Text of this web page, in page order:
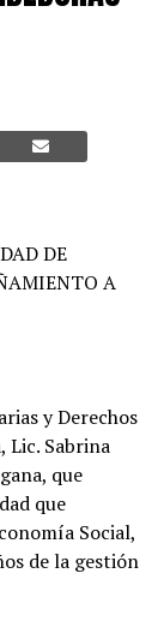
DE
A
y Derechos
Lic. Sabrina
que
que
Social,
de la gestión